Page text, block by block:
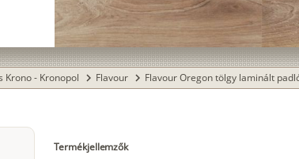
Krono - Kronopol chevron_right Flavour chevron_right Flavour Oregon tölgy laminált
Termékjellemzők